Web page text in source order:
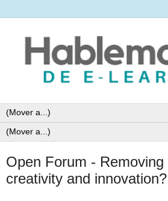
Open Forum -
creativity and innovation?